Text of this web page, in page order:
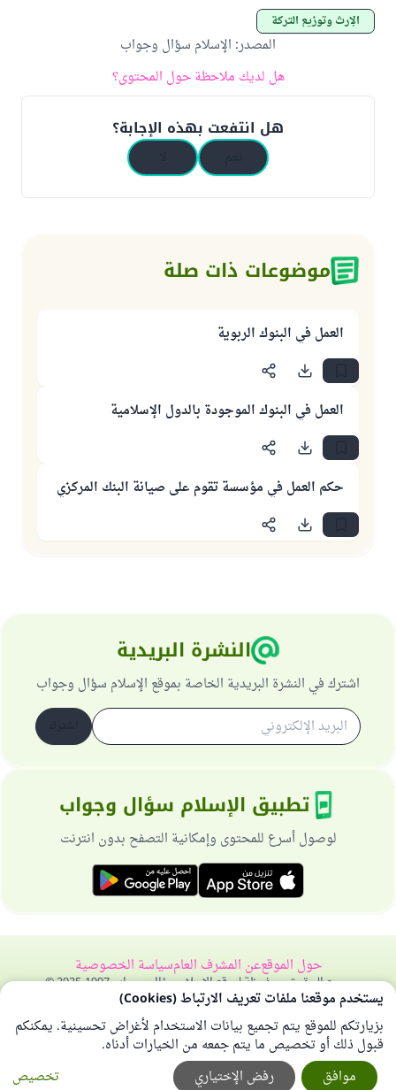
الإرث وتوزيع التركة
المصدر: الإسلام سؤال وجواب
هل لديك ملاحظة حول المحتوى؟
هل انتفعت بهذه الإجابة؟
موضوعات ذات صلة
العمل في البنوك الربوية
العمل في البنوك الموجودة بالدول الإسلامية
حكم العمل في مؤسسة تقوم على صيانة البنك المركزي
النشرة البريدية
اشترك في النشرة البريدية الخاصة بموقع الإسلام سؤال وجواب
تطبيق الإسلام سؤال وجواب
لوصول أسرع للمحتوى وإمكانية التصفح بدون انترنت
حول الموقععن المشرف العامسياسة الخصوصية
جميع الحقوق محفوظة لموقع الإسلام سؤال وجواب 1997-2025 ©
يستخدم موقعنا ملفات تعريف الارتباط (Cookies)
بزيارتكم للموقع يتم تجميع بيانات الاستخدام لأغراض تحسينية. يمكنكم
قبول ذلك أو تخصيص ما يتم جمعه من الخيارات أدناه.
تخصيص
رفض الإختياري موافق